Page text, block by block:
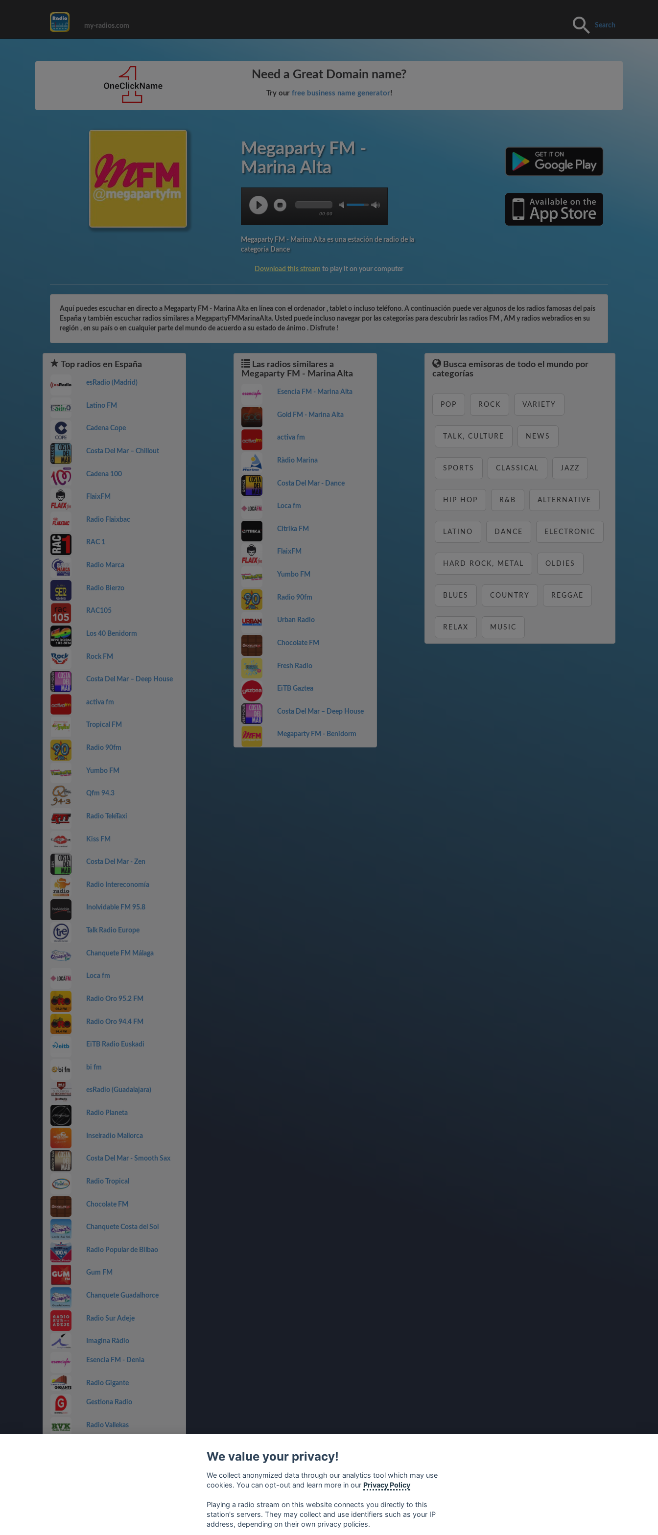
my-radios.com Search
Need a Great Domain name?
Try our free business name generator!
Megaparty FM -
Marina Alta
00:00
Megaparty FM - Marina Alta es una estación de radio de la
categoría Dance
Download this stream to play it on your computer
Aquí puedes escuchar en directo a Megaparty FM - Marina Alta en línea con el ordenador , tablet o incluso teléfono. A continuación puede ver algunos de los radios famosas del país
España y también escuchar radios similares a MegapartyFMMarinaAlta. Usted puede incluso navegar por las categorías para descubrir las radios FM , AM y radios webradios en su
región , en su país o en cualquier parte del mundo de acuerdo a su estado de ánimo . Disfrute !
Top radios en España
esRadio (Madrid)
Latino FM
Cadena Cope
Costa Del Mar – Chillout
Cadena 100
FlaixFM
Radio Flaixbac
RAC 1
Radio Marca
Radio Bierzo
RAC105
Los 40 Benidorm
Rock FM
Costa Del Mar – Deep House
activa fm
Tropical FM
Radio 90fm
Yumbo FM
Qfm 94.3
Radio TeleTaxi
Kiss FM
Costa Del Mar - Zen
Radio Intereconomía
Inolvidable FM 95.8
Talk Radio Europe
Chanquete FM Málaga
Loca fm
Radio Oro 95.2 FM
Radio Oro 94.4 FM
EiTB Radio Euskadi
bi fm
esRadio (Guadalajara)
Radio Planeta
Inselradio Mallorca
Costa Del Mar - Smooth Sax
Radio Tropical
Chocolate FM
Chanquete Costa del Sol
Radio Popular de Bilbao
Gum FM
Chanquete Guadalhorce
Radio Sur Adeje
Imagina Ràdio
Esencia FM - Denia
Radio Gigante
Gestiona Radio
Radio Vallekas
Las radios similares a
Megaparty FM - Marina Alta
Esencia FM - Marina Alta
Gold FM - Marina Alta
activa fm
Ràdio Marina
Costa Del Mar - Dance
Loca fm
Citrika FM
FlaixFM
Yumbo FM
Radio 90fm
Urban Radio
Chocolate FM
Fresh Radio
EiTB Gaztea
Costa Del Mar – Deep House
Megaparty FM - Benidorm
Busca emisoras de todo el mundo por
categorías
POP ROCK VARIETY
TALK, CULTURE NEWS
SPORTS CLASSICAL JAZZ
HIP HOP R&B ALTERNATIVE
LATINO DANCE ELECTRONIC
HARD ROCK, METAL OLDIES
BLUES COUNTRY REGGAE
RELAX MUSIC
We value your privacy!
We collect anonymized data through our analytics tool which may use
cookies. You can opt-out and learn more in our Privacy Policy
Playing a radio stream on this website connects you directly to this
station's servers. They may collect and use identifiers such as your IP
address, depending on their own privacy policies.